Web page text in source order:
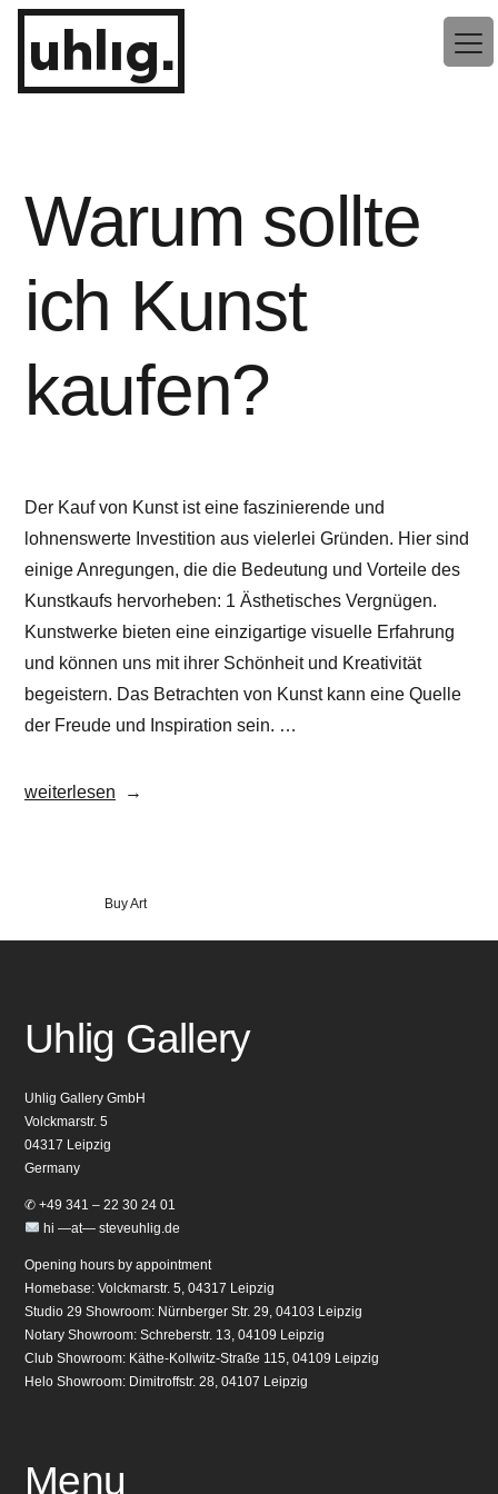
Zum
Inhalt
springenuhlig.
Warum sollte
ich Kunst
kaufen?
Der Kauf von Kunst ist eine faszinierende und
lohnenswerte Investition aus vielerlei Gründen. Hier sind
einige Anregungen, die die Bedeutung und Vorteile des
Kunstkaufs hervorheben: 1 Ästhetisches Vergnügen.
Kunstwerke bieten eine einzigartige visuelle Erfahrung
und können uns mit ihrer Schönheit und Kreativität
begeistern. Das Betrachten von Kunst kann eine Quelle
der Freude und Inspiration sein. …
„Warum
weiterlesen
Veröffentlicht
Buy Art
Uhlig Gallery
Uhlig Gallery GmbH
Volckmarstr. 5
04317 Leipzig
Germany
✆ +49 341 – 22 30 24 01
hi —at— steveuhlig.de
Opening hours by appointment
Homebase: Volckmarstr. 5, 04317 Leipzig
Studio 29 Showroom: Nürnberger Str. 29, 04103 Leipzig
Notary Showroom: Schreberstr. 13, 04109 Leipzig
Club Showroom: Käthe-Kollwitz-Straße 115, 04109 Leipzig
Helo Showroom: Dimitroffstr. 28, 04107 Leipzig
Menu